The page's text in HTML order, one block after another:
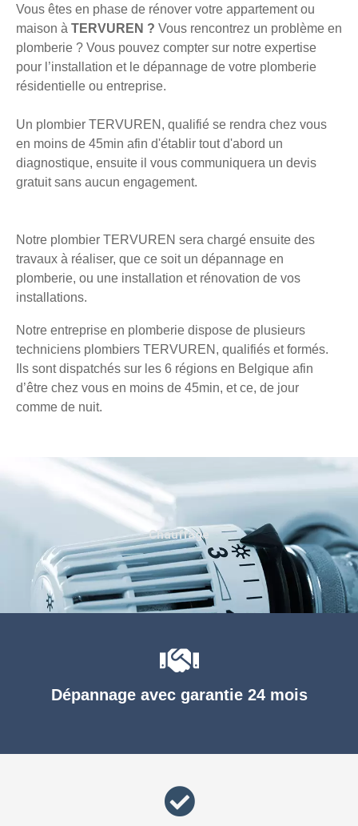
Vous êtes en phase de rénover votre appartement ou
maison à TERVUREN ? Vous rencontrez un problème en
plomberie ? Vous pouvez compter sur notre expertise
pour l’installation et le dépannage de votre plomberie
résidentielle ou entreprise.
Un plombier TERVUREN, qualifié se rendra chez vous
en moins de 45min afin d'établir tout d'abord un
diagnostique, ensuite il vous communiquera un devis
gratuit sans aucun engagement.
Notre plombier TERVUREN sera chargé ensuite des
travaux à réaliser, que ce soit un dépannage en
plomberie, ou une installation et rénovation de vos
installations.
Notre entreprise en plomberie dispose de plusieurs
techniciens plombiers TERVUREN, qualifiés et formés.
Ils sont dispatchés sur les 6 régions en Belgique afin
d’être chez vous en moins de 45min, et ce, de jour
comme de nuit.
Dépannage avec garantie 24 mois
Chauffage